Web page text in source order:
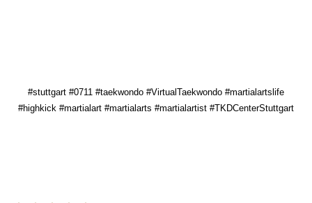
#stuttgart #0711 #taekwondo #VirtualTaekwondo #martialartslife
#highkick #martialart #martialarts #martialartist #TKDCenterStuttgart